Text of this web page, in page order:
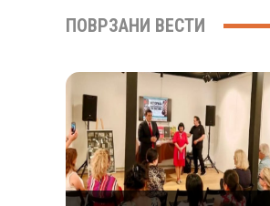
ПОВРЗАНИ ВЕСТИ